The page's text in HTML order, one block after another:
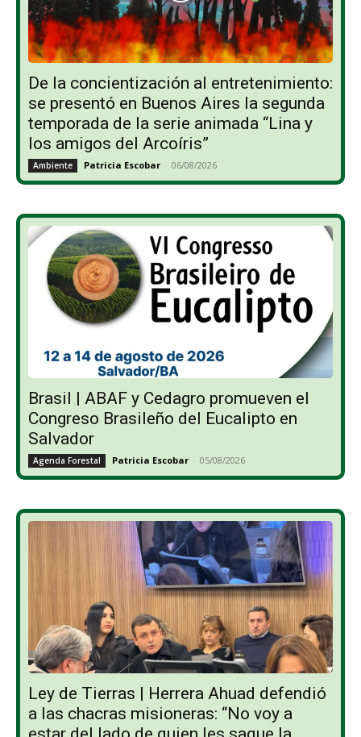
De la concientización al entretenimiento:
se presentó en Buenos Aires la segunda
temporada de la serie animada “Lina y
los amigos del Arcoíris”
Ambiente Patricia Escobar - 06/08/2026
Brasil | ABAF y Cedagro promueven el
Congreso Brasileño del Eucalipto en
Salvador
Agenda Forestal Patricia Escobar - 05/08/2026
Ley de Tierras | Herrera Ahuad defendió
a las chacras misioneras: “No voy a